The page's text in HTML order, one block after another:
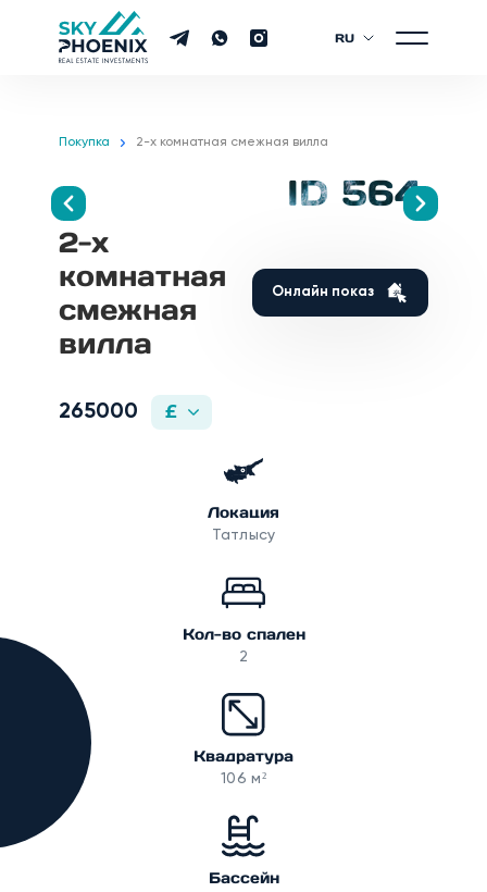
RU
ID 564
Покупка 2-х комнатная смежная вилла
2-х
комнатная
смежная
вилла
Онлайн показ
265000 £
Локация
Татлысу
Кол-во спален
2
Квадратура
106 м²
Бассейн